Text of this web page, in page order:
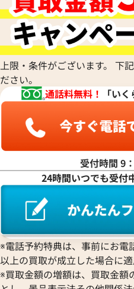
ーリア ダイヤベゼル 116. 5
合わせください
電話で聞く
上限・条件がございます。 下
ださい。
通話料無料！
「い
受付時間 9
24時間いつでも受付
※電話予約特典は、事前にお電
以上の買取が成立した場合に適
※買取金額の増額は、買取金額